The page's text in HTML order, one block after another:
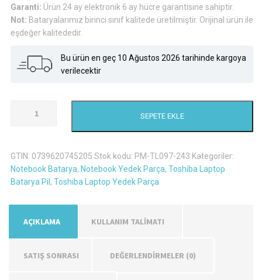
Garanti: Ürün 24 ay elektronik 6 ay hücre garantisine sahiptir.
Not: Bataryalarımız birinci sınıf kalitede üretilmiştir. Orijinal ürün ile
eşdeğer kalitededir.
Bu ürün en geç 10 Ağustos 2026 tarihinde kargoya
verilecektir
Satellite
Laptop
Batarya
Pil
Hücreli
SEPETE EKLE
GTIN: 0739620745205 Stok kodu: PM-TL097-243 Kategoriler:
Notebook Batarya, Notebook Yedek Parça, Toshiba Laptop
Batarya Pil , Toshiba Laptop Yedek Parça
AÇIKLAMA KULLANIM TALİMATI
SATIŞ SONRASI DEĞERLENDIRMELER (0)